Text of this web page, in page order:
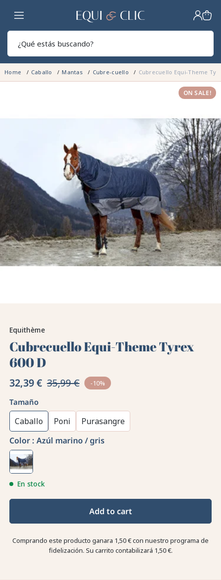
Hogar
Home Caballo Mantas Cubre-cuello Cubrecuello Equi-Theme
ON SALE!
Equithème
Cubrecuello Equi-Theme Tyrex
600 D
32,39 € 35,99 € -10%
Tamaño
Caballo Poni
Purasangre
Color : Azúl marino / gris
En stock
Add to cart
Comprando este producto ganara 1,50 €con nuestro programa de
fidelización. Su carrito contabilizará 1,50 €.